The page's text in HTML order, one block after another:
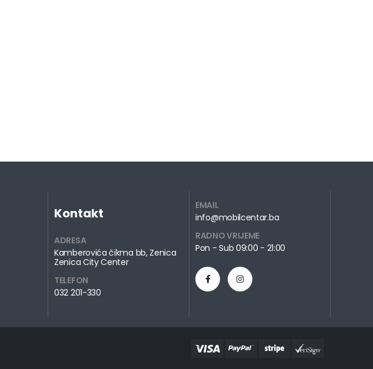
Kontakt
ADRESA
Kamberovića čikma bb, Zenica
Zenica City Center
TELEFON
032 201-330
EMAIL
info@mobilcentar.ba
RADNO VRIJEME
Pon - Sub 09:00 - 21:00